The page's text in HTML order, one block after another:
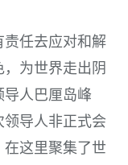
责任去应对和解
为世界走出阴
人巴厘岛峰
导人非正式会
这里聚集了世